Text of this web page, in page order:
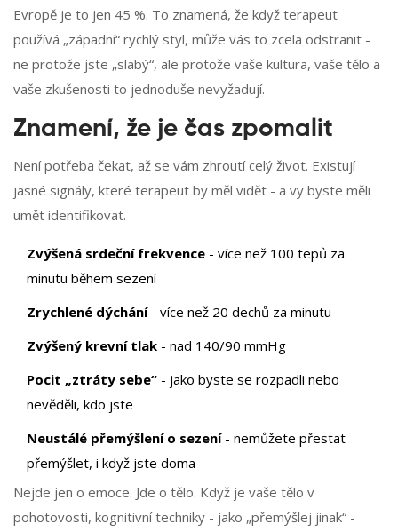
Evropě je to jen 45 %. To znamená, že když terapeut
používá „západní“ rychlý styl, může vás to zcela odstranit -
ne protože jste „slabý“, ale protože vaše kultura, vaše tělo a
vaše zkušenosti to jednoduše nevyžadují.
Znamení, že je čas zpomalit
Není potřeba čekat, až se vám zhroutí celý život. Existují
jasné signály, které terapeut by měl vidět - a vy byste měli
umět identifikovat.
Zvýšená srdeční frekvence - více než 100 tepů za
minutu během sezení
Zrychlené dýchání- více než 20 dechů za minutu
Zvýšený krevní tlak - nad 140/90 mmHg
Pocit „ztráty sebe“ - jako byste se rozpadli nebo
nevěděli, kdo jste
Neustálé přemýšlení o sezení- nemůžete přestat
přemýšlet, i když jste doma
Nejde jen o emoce. Jde o tělo. Když je vaše tělo v
pohotovosti, kognitivní techniky - jako „přemýšlej jinak“ -